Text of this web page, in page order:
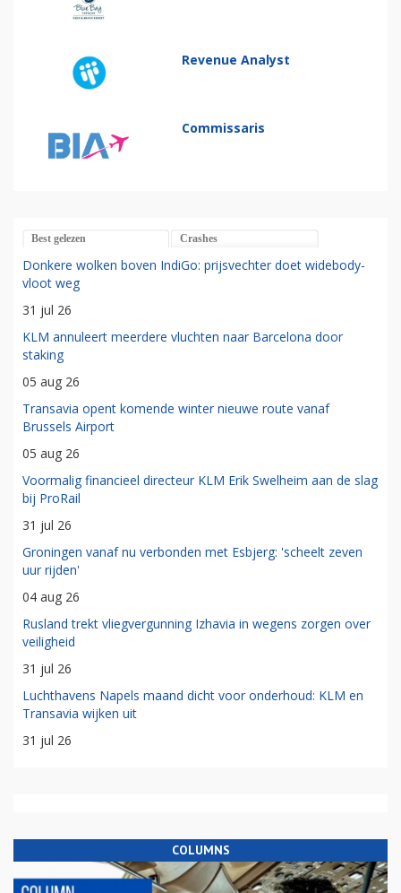
Revenue Analyst
Commissaris
Best gelezen Crashes
Donkere wolken boven IndiGo: prijsvechter doet widebody-
vloot weg
31 jul 26
KLM annuleert meerdere vluchten naar Barcelona door
staking
05 aug 26
Transavia opent komende winter nieuwe route vanaf
Brussels Airport
05 aug 26
Voormalig financieel directeur KLM Erik Swelheim aan de slag
bij ProRail
31 jul 26
Groningen vanaf nu verbonden met Esbjerg: 'scheelt zeven
uur rijden'
04 aug 26
Rusland trekt vliegvergunning Izhavia in wegens zorgen over
veiligheid
31 jul 26
Luchthavens Napels maand dicht voor onderhoud: KLM en
Transavia wijken uit
31 jul 26
COLUMNS